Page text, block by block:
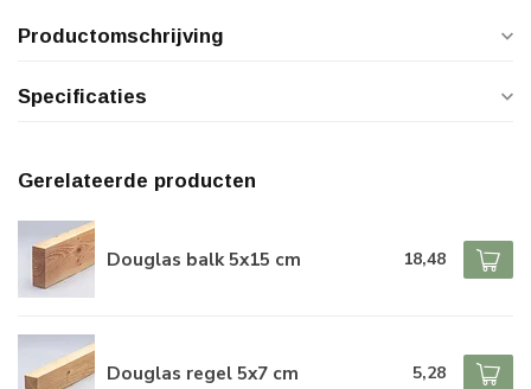
Productomschrijving
Specificaties
Gerelateerde producten
Douglas balk 5x15 cm 18,48
Douglas regel 5x7 cm 5,28